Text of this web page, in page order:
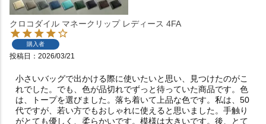
クロコダイル マネークリップ レディース 4FA
購入者
投稿日 2026/03/21
小さいバッグで出かける際に使いたいと思い、見つけたのがこ
れでした。でも、色が品切れでずっと待っていた商品です。色
は、トープを選びました。落ち着いて上品な色です。私は、50
代ですが、若い方でもおしゃれに使えると思いました。手触り
がとても優しく、柔らかいです。模様は大きいです。後、とて